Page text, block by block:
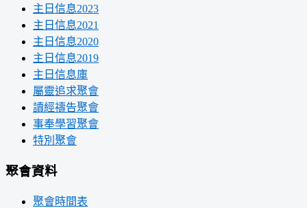
主日信息2023
主日信息2021
主日信息2020
主日信息2019
主日信息庫
屬靈追求聚會
讀經禱告聚會
事奉學習聚會
特別聚會
聚會資料
聚會時間表